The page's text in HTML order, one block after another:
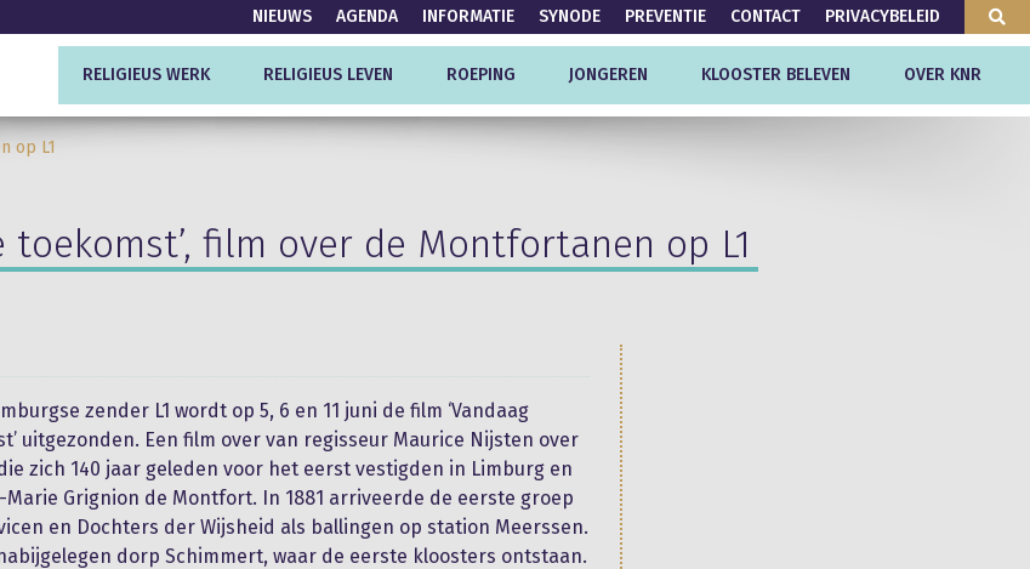
NIEUWS AGENDA INFORMATIE SYNODE PREVENTIE CONTACT PRIVACYBELEID
RELIGIEUS WERK RELIGIEUS LEVEN ROEPING JONGEREN KLOOSTER BELEVEN OVER KNR
op L1
toekomst’, film over de Montfortanen op L1
zender L1 wordt op 5, 6 en 11 juni de film ‘Vandaag
uitgezonden. Een film over van regisseur Maurice Nijsten over
zich 140 jaar geleden voor het eerst vestigden in Limburg en
Grignion de Montfort. In 1881 arriveerde de eerste groep
en Dochters der Wijsheid als ballingen op station Meerssen.
dorp Schimmert, waar de eerste kloosters ontstaan.